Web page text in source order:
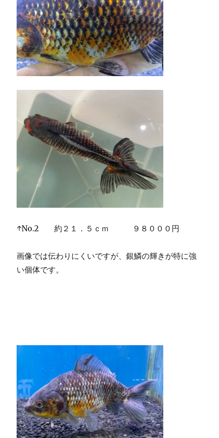
↑No.2 約２１．５ｃｍ ９８０００円
画像では伝わりにくいですが、銀鱗の輝きが特に強
い個体です。